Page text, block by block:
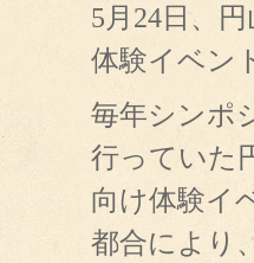
5月24日、
体験イベン
毎年シンポ
行っていた
向け体験イ
都合により